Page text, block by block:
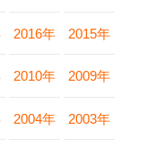
2016年 2015年
2010年 2009年
2004年 2003年